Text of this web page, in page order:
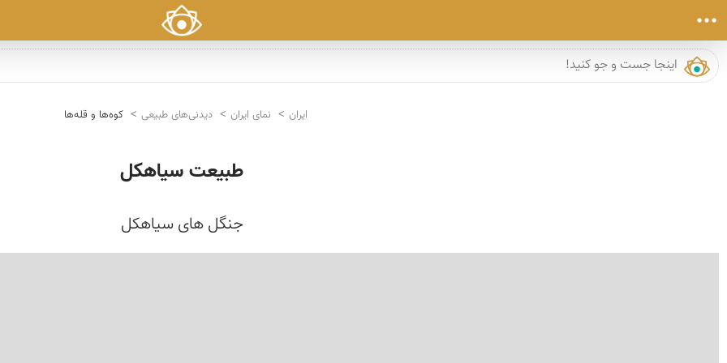
ایران نمای ایران دیدنی‌های طبیعی کوه‌ها و قله‌ها
طبیعت سیاهكل
جنگل های سیاهكل